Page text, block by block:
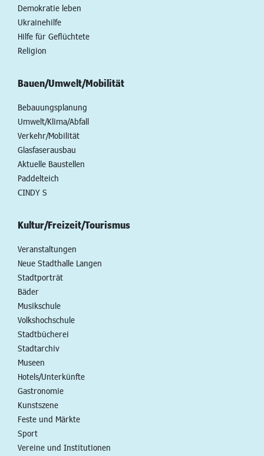
Demokratie leben
Ukrainehilfe
Hilfe für Geflüchtete
Religion
Bauen/Umwelt/Mobilität
Bebauungsplanung
Umwelt/Klima/Abfall
Verkehr/Mobilität
Glasfaserausbau
Aktuelle Baustellen
Paddelteich
CINDY S
Kultur/Freizeit/Tourismus
Veranstaltungen
Neue Stadthalle Langen
Stadtporträt
Bäder
Musikschule
Volkshochschule
Stadtbücherei
Stadtarchiv
Museen
Hotels/Unterkünfte
Gastronomie
Kunstszene
Feste und Märkte
Sport
Vereine und Institutionen